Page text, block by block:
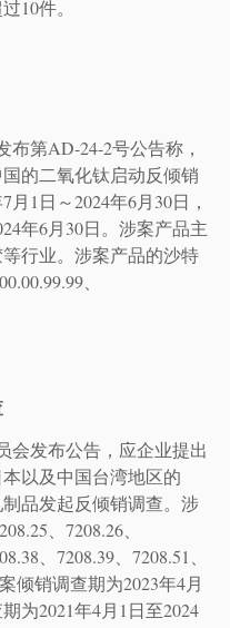
10件。
布第AD-24-2号公告称，
的二氧化钛启动反倾销
1日～2024年6月30日，
年6月30日。涉案产品主
行业。涉案产品的沙特
、
会发布公告，应企业提出
以及中国台湾地区的
品发起反倾销调查。涉
、7208.26、
、7208.39、7208.51、
倾销调查期为2023年4月
为2021年4月1日至2024